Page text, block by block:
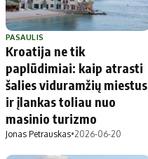
PASAULIS
Kroatija ne tik
paplūdimiai: kaip atrasti
šalies viduramžių miestus
ir įlankas toliau nuo
masinio turizmo
Jonas Petrauskas•2026-06-20